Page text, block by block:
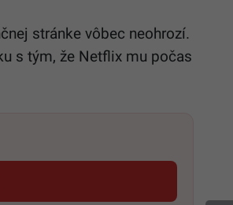
stránke vôbec neohrozí.
s tým, že Netflix mu počas
otvorí v novom okne